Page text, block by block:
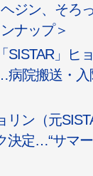
ジン、そろ
ナップ＞
SISTAR」ヒ
病院搬送・入
リン（元
決定…“サマ